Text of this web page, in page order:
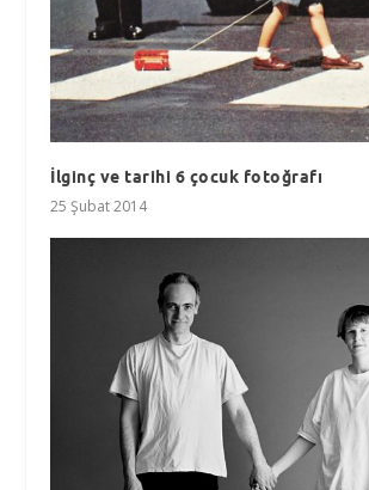
İlginç ve tarihi 6 çocuk fotoğrafı
25 Şubat 2014